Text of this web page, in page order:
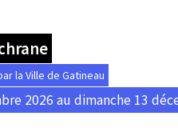
la Ville de Gatineau
2026 au dimanche 13